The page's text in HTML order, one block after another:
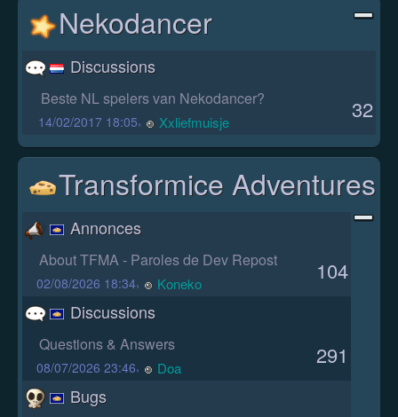
Nekodancer
Discussions
Beste NL spelers van Nekodancer?
14/02/2017 18:05, Xxliefmuisje 32
Transformice Adventures
Annonces
About TFMA - Paroles de Dev Repost
02/08/2026 18:34, Koneko 104
Discussions
Questions & Answers
08/07/2026 23:46, Doa 291
Bugs